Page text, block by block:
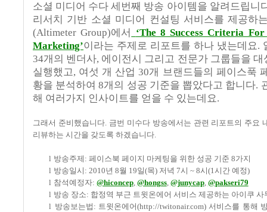
소셜 미디어 수다 세번째 방송 아이템을 알려드립니
리서치 기반 소셜 미디어 컨설팅 서비스를 제공하
(Altimeter Group)에서
‘The 8 Success Criteria For
Marketing’이라는 주제로 리포트를 하나 냈는데요.
34개의 벤더사, 에이전시 그리고 전문가 그룹들을
실행했고, 여섯 개 산업 30개 브랜드들의 페이스푹
황을 분석하여 8개의 성공 기준을 뽑았다고 합니다.
해 여러가지 인사이트를 얻을 수 있는데요.
그래서 준비했습니다. 금번 미수다 방송에서는 관련 리포트의 주요
리뷰하는 시간을 갖도록 하겠습니다.
l 방송주제 : 페이스북 페이지 마케팅을 위한 성공 기준 8가지
l 방송일시 : 2010년 8월 19일(목) 저녁 7시 ~ 8시(1시간 예정)
l 참석예정자: @hiconcep, @hongss, @junycap, @pakseri79
l 방송 장소: 합정역 부근 트윗온에어 서비스 제공하는 아이쿠 사
l 방송보는법 : 트윗온에어(http://twitonair.com) 서비스를 통해